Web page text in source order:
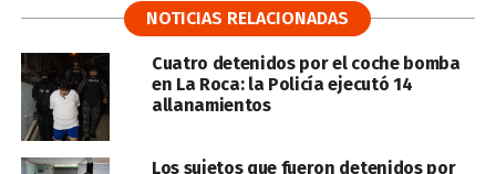
NOTICIAS RELACIONADAS
Cuatro detenidos por el coche bomba
en La Roca: la Policía ejecutó 14
allanamientos
Los sujetos que fueron detenidos por